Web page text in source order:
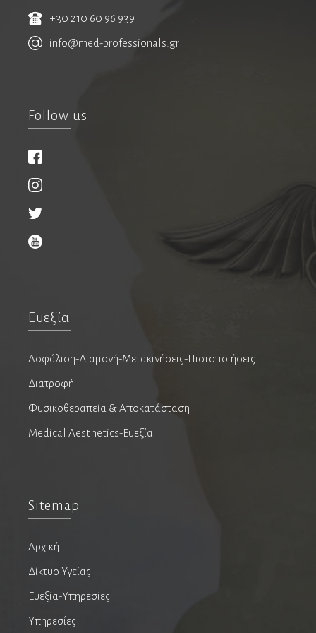
Ρευματολόγοι
Φυσικοθεραπευτές
Xειρουργοί παχέος εντέρου & πρωκτού
Βαριατρική
Βιοσυντονισμός
Χειρουργοί θώρακος
Χειρουργοί σπονδυλικής στήλης
Ψυχίατροι
Νευροψυχολόγος
Ψυχολόγος
+30 210 60 96 939
info@med-professionals.gr
Follow us
Ευεξία
Ασφάλιση-Διαμονή-Μετακινήσεις-Πιστοποιήσεις
Διατροφή
Φυσικοθεραπεία & Αποκατάσταση
Medical Aesthetics-Ευεξία
Sitemap
Αρχική
Δίκτυο Υγείας
Ευεξία-Υπηρεσίες
Υπηρεσίες